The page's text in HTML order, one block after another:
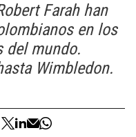
Farah han
en los
del mundo.
Wimbledon.